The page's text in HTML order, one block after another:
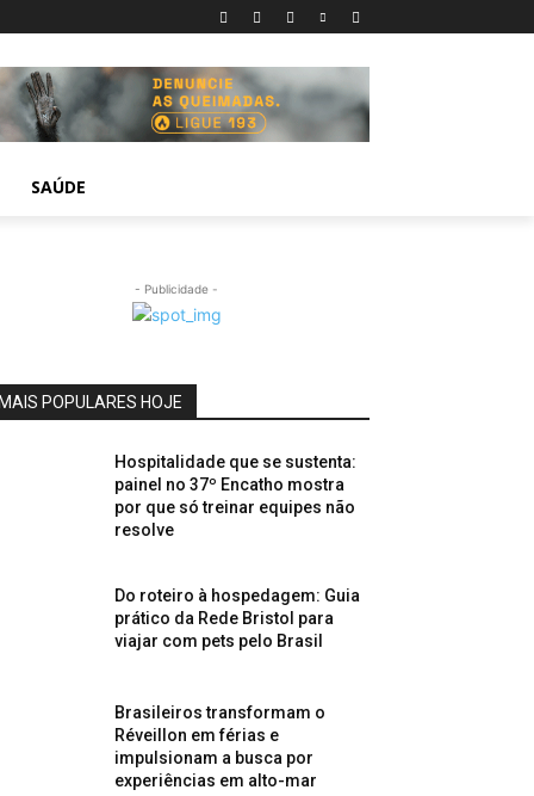
SAÚDE
- Publicidade -
MAIS POPULARES HOJE
Hospitalidade que se sustenta:
painel no 37º Encatho mostra
por que só treinar equipes não
resolve
Do roteiro à hospedagem: Guia
prático da Rede Bristol para
viajar com pets pelo Brasil
Brasileiros transformam o
Réveillon em férias e
impulsionam a busca por
experiências em alto-mar